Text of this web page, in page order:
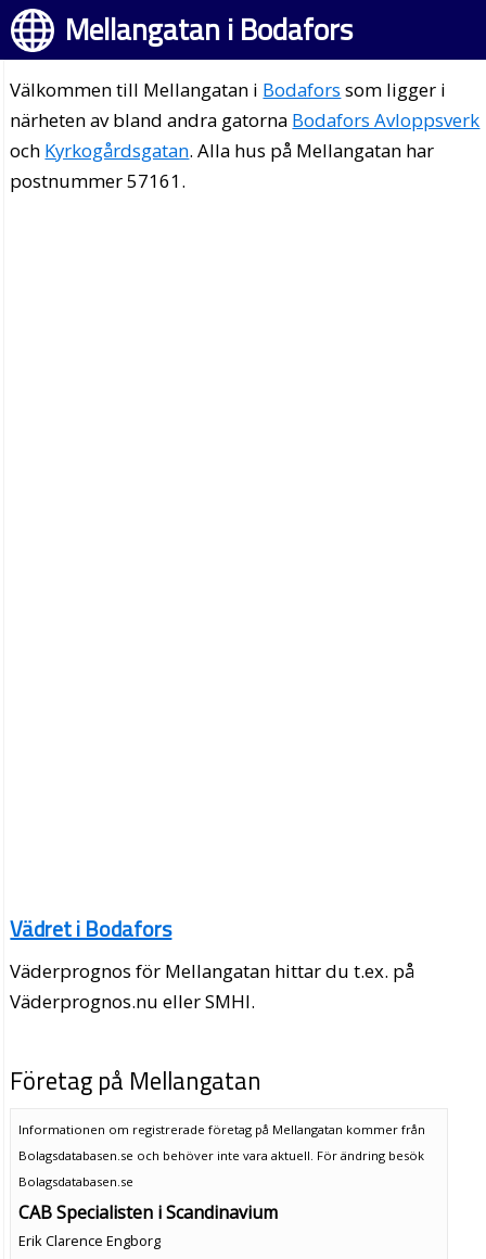
Mellangatan i Bodafors
Välkommen till Mellangatan i Bodafors som ligger i
närheten av bland andra gatorna Bodafors Avloppsverk
och Kyrkogårdsgatan. Alla hus på Mellangatan har
postnummer 57161.
Vädret i Bodafors
Väderprognos för Mellangatan hittar du t.ex. på
Väderprognos.nu eller SMHI.
Företag på Mellangatan
Informationen om registrerade företag på Mellangatan kommer från
Bolagsdatabasen.se och behöver inte vara aktuell. För ändring besök
Bolagsdatabasen.se
CAB Specialisten i Scandinavium
Erik Clarence Engborg